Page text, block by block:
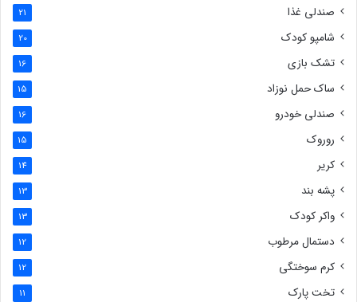
صندلی غذا 21
شامپو کودک 20
تشک بازی 16
ساک حمل نوزاد 15
صندلی خودرو 16
روروک 15
کریر 14
پشه بند 13
واکر کودک 13
دستمال مرطوب 12
کرم سوختگی 12
تخت پارک 11